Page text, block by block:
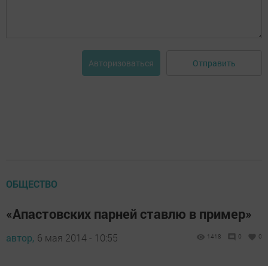
Авторизоваться Отправить
ОБЩЕСТВО
«Апастовских парней ставлю в пример»
автор, 6 мая 2014 - 10:55 1418 0 0